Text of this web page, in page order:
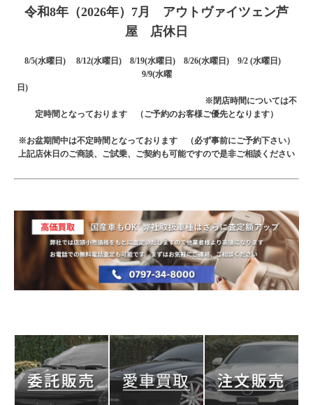
令和8年（2026年）7月 アウトヴァイツェン芦
屋 店休日
8/5(水曜日) 8/12(水曜日) 8/19(水曜日) 8/26(水曜日) 9/2 (水曜日)
9/9(水曜
日)
※閉店時間については不
定時間となっております （ご予約のお客様ご優先となります）
※お盆期間中は不定時間となっております （必ず事前にご予約下さい）
上記店休日のご商談、ご試乗、ご契約も可能ですので是非ご相談ください